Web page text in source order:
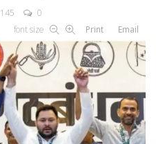
145
0
font size
Print Email